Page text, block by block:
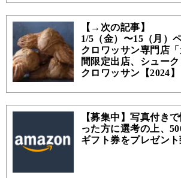
【→次の記事】
1/5（金）〜15（月）
クロワッサン専門店
間限定出店、シュー
クロワッサン【2024】
【募集中】写真付き
った方に選考の上、
ギフト券をプレゼント